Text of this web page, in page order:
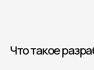
Что такое